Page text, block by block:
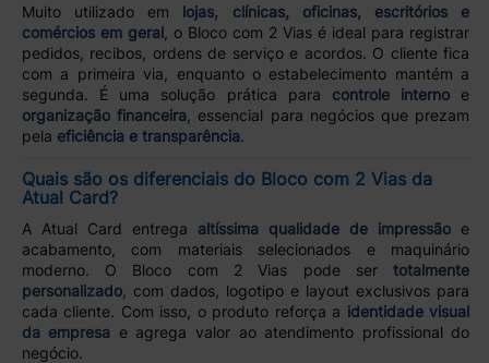
Muito utilizado em lojas, clínicas, oficinas, escritórios e
comércios em geral, o Bloco com 2 Vias é ideal para registrar
pedidos, recibos, ordens de serviço e acordos. O cliente fica
com a primeira via, enquanto o estabelecimento mantém a
segunda. É uma solução prática para controle interno e
organização financeira , essencial para negócios que prezam
pela eficiência e transparência.
Quais são os diferenciais do Bloco com 2 Vias da
Atual Card?
A Atual Card entrega altíssima qualidade de impressão e
acabamento, com materiais selecionados e maquinário
moderno. O Bloco com 2 Vias pode sertotalmente
personalizado, com dados, logotipo e layout exclusivos para
cada cliente. Com isso, o produto reforça a identidade visual
da empresa e agrega valor ao atendimento profissional do
negócio.